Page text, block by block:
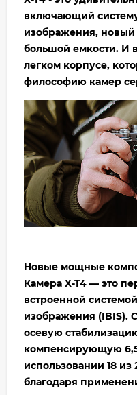
включающий
изображения, новый
большой емкости. И
легком корпусе,
философию камер
Новые мощные
Камера X-T4 — это
встроенной
изображения (IBIS).
осевую
компенсирующую
использовании 18 из
благодаря